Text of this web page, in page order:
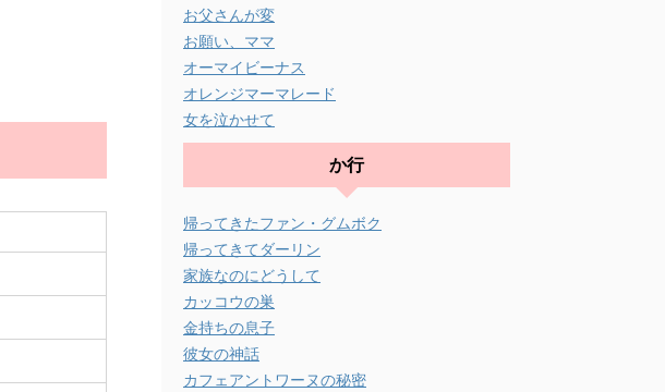
お父さんが変
お願い、ママ
オーマイビーナス
オレンジマーマレード
女を泣かせて
か行
帰ってきたファン・グムボク
帰ってきてダーリン
家族なのにどうして
カッコウの巣
金持ちの息子
彼女の神話
カフェアントワーヌの秘密